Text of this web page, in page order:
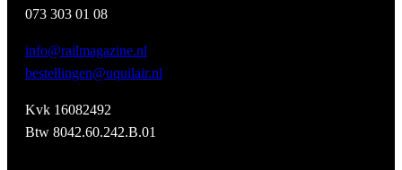
073 303 01 08
info@railmagazine.nl
bestellingen@uquilair.nl
Kvk 16082492
Btw 8042.60.242.B.01